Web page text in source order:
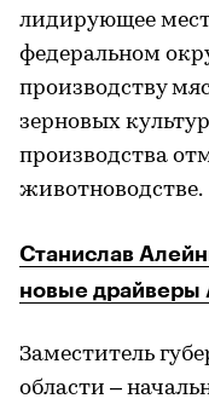
лидирующее
федеральном
производству
зерновых
производства
животноводстве.
Станислав
новые драйверы
Заместитель
области –